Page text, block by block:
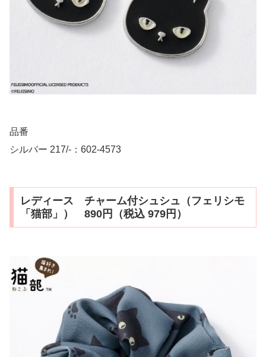
品番
シルバー 217/-：602-4573
レディース チャーム付シュシュ（フェリシモ
「猫部」） 890円（税込 979円）